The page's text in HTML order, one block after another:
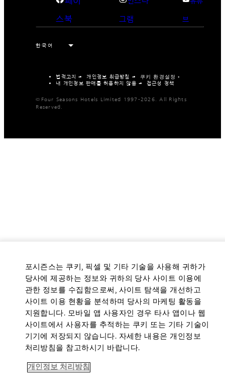
스북
그램 브
법적고지 개인정보 취급방침
쿠키 환경설정
내 개인정보 판매를 허용하지 않음
접근성 정책
©Four Seasons Hotels Limited 1997-2026. All Rights
Reserved.
포시즌스는 쿠키, 픽셀 및 기타 기술을 사용해 귀하가
당사에 제공하는 정보와 귀하의 당사 사이트 이용에
관한 정보를 수집함으로써, 사이트 탐색을 개선하고
사이트 이용 현황을 분석하며 당사의 마케팅 활동을
지원합니다. 모바일 앱 사용자인 경우 타사 앱이나 웹
사이트에서 사용자를 추적하는 쿠키 또는 기타 기술이
기기에 저장되지 않습니다. 자세한 내용은 개인정보
처리방침을 참고하시기 바랍니다.
개인정보 처리방침